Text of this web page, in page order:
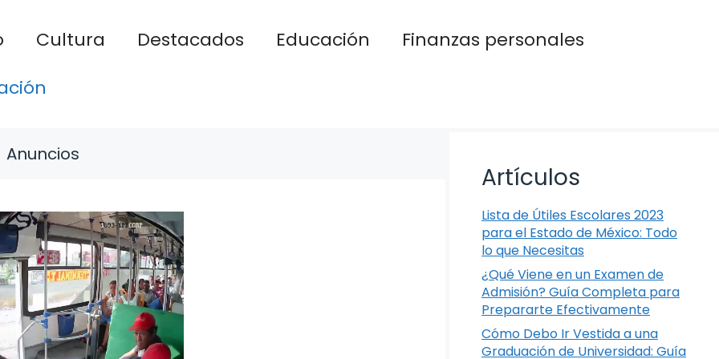
Cultura Destacados Educación
Finanzas personales
Anuncios
Artículos
Lista de Útiles Escolares 2023
para el Estado de México: Todo
lo que Necesitas
¿Qué Viene en un Examen de
Admisión? Guía Completa para
Prepararte Efectivamente
Cómo Debo Ir Vestida a una
Graduación de Universidad: Guía